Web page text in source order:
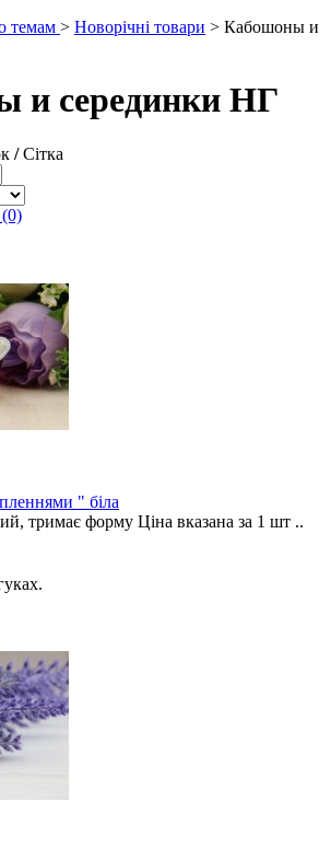
темам > Новорічні товари > Кабошоны и
и серединки НГ
/ Сітка
(0)
" біла
тримає форму Ціна вказана за 1 шт ..